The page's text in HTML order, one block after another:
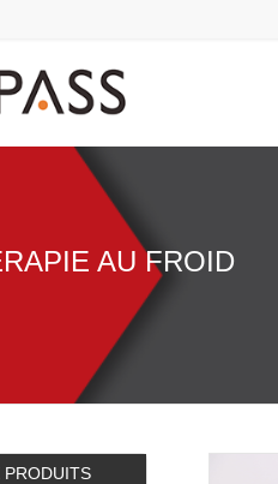
AU FROID
PRODUITS